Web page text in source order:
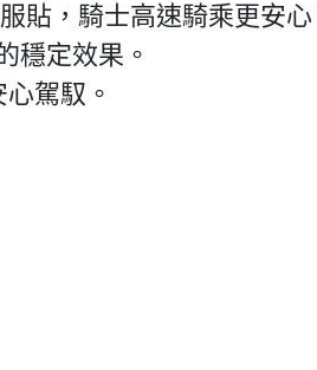
貼，騎士高速騎乘更安
穩定效果。
駕馭。